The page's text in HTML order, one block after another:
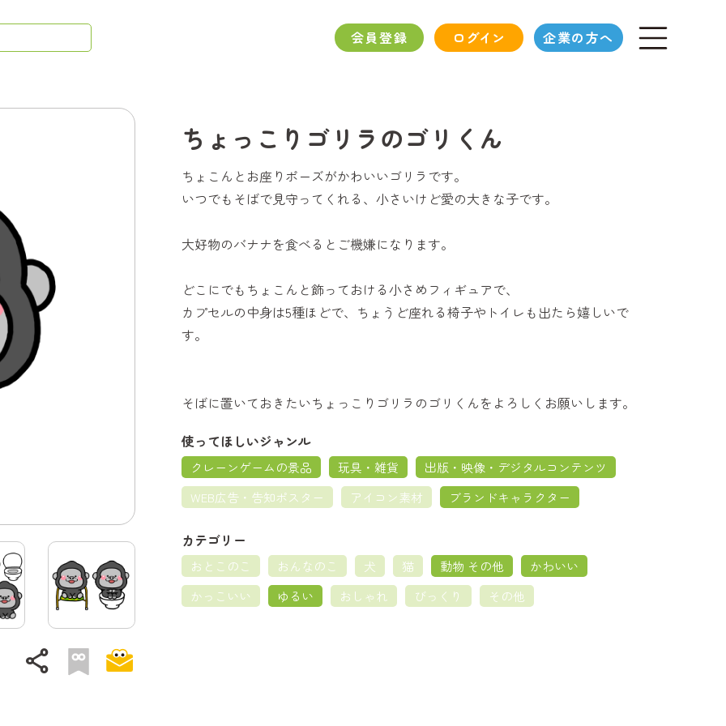
会員登録 ログイン 企業の方へ
share
ちょっこりゴリラのゴリくん
ちょこんとお座りポーズがかわいいゴリラです。
いつでもそばで見守ってくれる、小さいけど愛の大きな子です。
大好物のバナナを食べるとご機嫌になります。
どこにでもちょこんと飾っておける小さめフィギュアで、
カプセルの中身は5種ほどで、ちょうど座れる椅子やトイレも出たら嬉しいで
す。
そばに置いておきたいちょっこりゴリラのゴリくんをよろしくお願いします。
使ってほしいジャンル
クレーンゲームの景品 玩具・雑貨
出版・映像・デジタルコンテンツ
WEB広告・告知ポスター
アイコン素材 ブランドキャラクター
カテゴリー
おとこのこ おんなのこ 犬 猫 動物 その他
かわいい
かっこいい
ゆるい おしゃれ びっくり その他